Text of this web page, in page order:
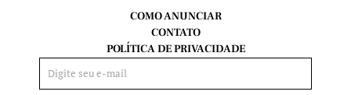
COMO ANUNCIAR
CONTATO
POLÍTICA DE PRIVACIDADE